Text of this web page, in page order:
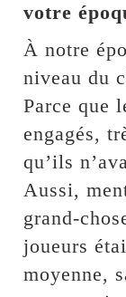
votre
À notre
niveau du
Parce que
engagés,
qu’ils
Aussi,
grand-
joueurs
moyenne,